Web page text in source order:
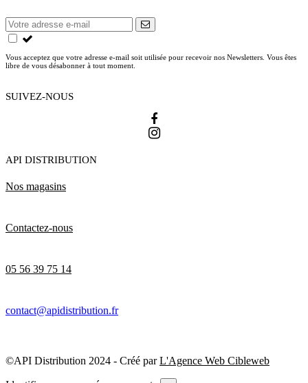
Vous acceptez que votre adresse e-mail soit utilisée pour recevoir nos Newsletters. Vous êtes
libre de vous désabonner à tout moment.
SUIVEZ-NOUS
API DISTRIBUTION
Nos magasins
Contactez-nous
05 56 39 75 14
contact@apidistribution.fr
©API Distribution 2024 - Créé parL'Agence Web Cibleweb